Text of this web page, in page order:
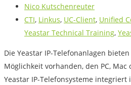
Nico Kutschenreuter
CTI, Linkus, UC-Client, Unified
Yeastar Technical Training,
Die Yeastar IP-Telefonanlagen
Möglichkeit vorhanden, den PC,
Yeastar IP-Telefonsysteme